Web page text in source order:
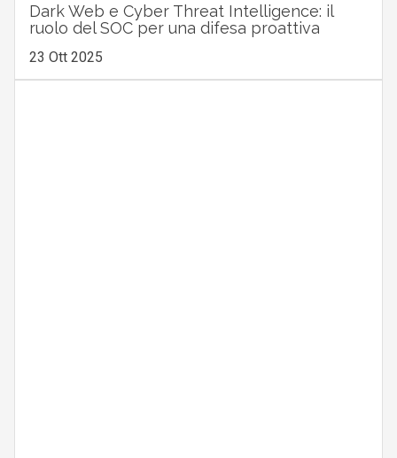
Dark Web e Cyber Threat Intelligence: il
ruolo del SOC per una difesa proattiva
23 Ott 2025